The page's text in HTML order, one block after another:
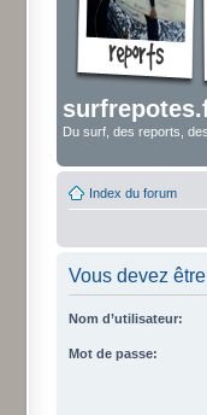
Du surf, des reports,
Index du forum
Vous devez
Nom d’utilisateur:
Mot de passe: